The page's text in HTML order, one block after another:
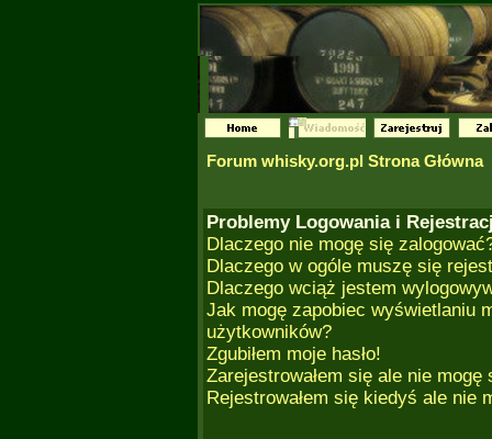
Forum whisky.org.pl Strona Główna
Problemy Logowania i
Dlaczego nie mogę się
Dlaczego w ogóle muszę się
Dlaczego wciąż jestem
Jak mogę zapobiec wyświetlaniu
użytkowników?
Zgubiłem moje hasło!
Zarejestrowałem się ale nie mogę
Rejestrowałem się kiedyś ale nie